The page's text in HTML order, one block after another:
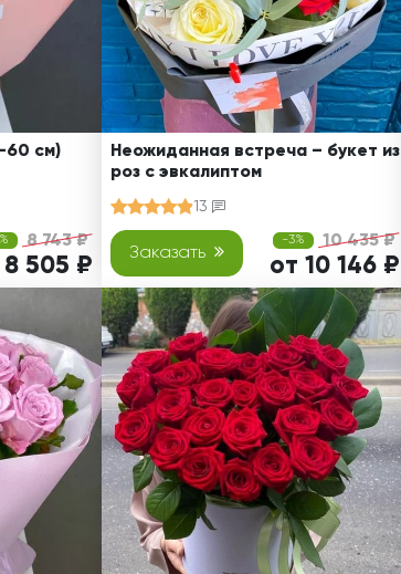
60 см)
8 743 ₽
8 505 ₽
Неожиданная встреча – букет из
роз с эвкалиптом
13
Заказать
-3% 10 435 ₽
от 10 146 ₽